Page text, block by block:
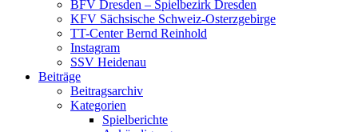
BFV Dresden – Spielbezirk Dresden
KFV Sächsische Schweiz-Osterzgebirge
TT-Center Bernd Reinhold
Instagram
SSV Heidenau
Beiträge
Beitragsarchiv
Kategorien
Spielberichte